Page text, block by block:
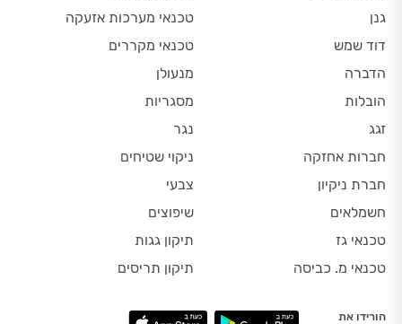
גנן
דוד שמש
הדברה
הובלות
זגג
חברות אחזקה
חברת ניקיון
חשמלאים
טכנאי גז
טכנאי מ. כביסה
טכנאי מערכות אזעקה
טכנאי מקררים
מנעולן
מסגריות
נגר
ניקוי שטיחים
צבעי
שיפוצים
תיקון גגות
תיקון תריסים
הורידו את